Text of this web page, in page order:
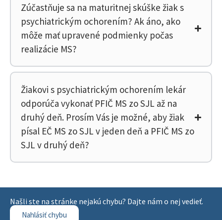
Zúčastňuje sa na maturitnej skúške žiak s
psychiatrickým ochorením? Ak áno, ako
môže mať upravené podmienky počas
realizácie MS?
Žiakovi s psychiatrickým ochorením lekár
odporúča vykonať PFIČ MS zo SJL až na
druhý deň. Prosím Vás je možné, aby žiak
písal EČ MS zo SJL v jeden deň a PFIČ MS zo
SJL v druhý deň?
Našli ste na stránke nejakú chybu? Dajte nám o nej vedieť.
Nahlásiť chybu